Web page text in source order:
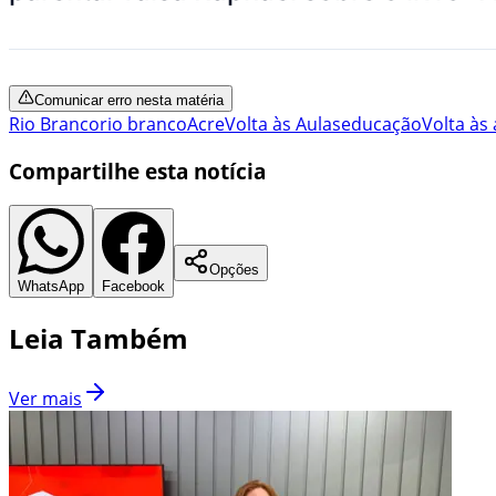
Comunicar erro nesta matéria
Rio Brancorio brancoAcreVolta às AulaseducaçãoVolta às
Compartilhe esta notícia
WhatsApp Facebook
Opções
Leia Também
Ver mais